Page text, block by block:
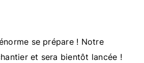
se prépare ! Notre
et sera bientôt lancée !